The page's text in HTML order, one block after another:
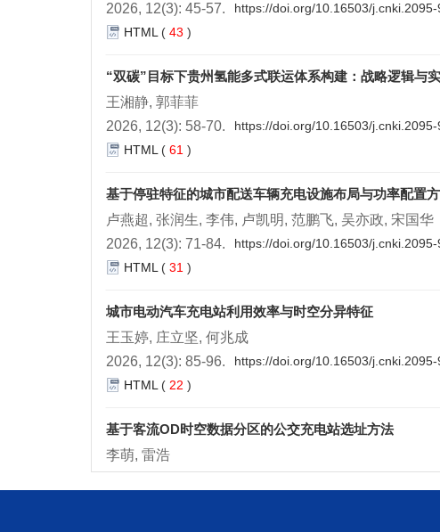
2026, 12(3): 45-57.
https://doi.org/10.16503/
HTML ( 43 )
“双碳”目标下贵州氢能多式联运体系构建：战略逻辑与
王湘静, 郭菲菲
2026, 12(3): 58-70.
https://doi.org/10.16503/
HTML ( 61 )
基于停驻特征的城市配送车辆充电设施布局与功率配置
卢燕超, 张润生, 李伟, 卢凯明, 范鹏飞, 吴亦政, 宋国华
2026, 12(3): 71-84.
https://doi.org/10.16503/
HTML ( 31 )
城市电动汽车充电站利用效率与时空分异特征
王玉婷, 庄立坚, 何兆成
2026, 12(3): 85-96.
https://doi.org/10.16503/
HTML ( 22 )
基于客流OD时空数据分区的公交充电站选址方法
李萌, 雷浩